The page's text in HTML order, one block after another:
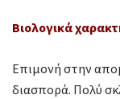
Βιολογικά
Επιμονή στην
διασπορά. Πολύ